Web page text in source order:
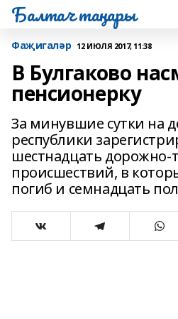
Балтач таңнары
Фаҗигаләр 12 ИЮЛЯ 2017, 11:38
В Булгаково
пенсионерку
За минувшие сутки на
республики
шестнадцать дорожно-
происшествий, в
погиб и семнадцать